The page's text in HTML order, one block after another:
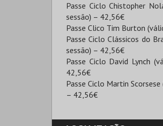
Passe Ciclo Chistopher
sessão) – 42,56€
Passe Clico Tim Burton
Passe Ciclo Clássicos do
sessão) – 42,56€
Passe Ciclo David Lynch
42,56€
Passe Ciclo Martin
– 42,56€